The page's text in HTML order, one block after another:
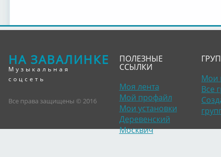
НА ЗАВАЛИНКЕ
Музыкальная
соцсеть
Все права защищены © 2016
ПОЛЕЗНЫЕ
ССЫЛКИ
Моя лента
Мой профайл
Мои установки
Деревенский
Москвич
Мои
Все